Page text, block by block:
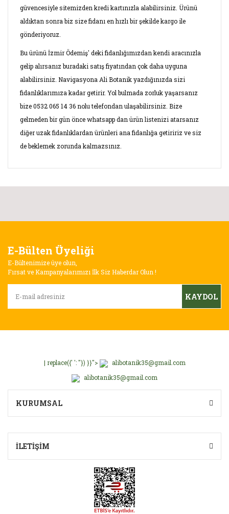
güvencesiyle sitemizden kredi kartınızla alabilirsiniz. Ürünü
aldıktan sonra biz size fidanı en hızlı bir şekilde kargo ile
gönderiyoruz.
Bu ürünü İzmir Ödemiş' deki fidanlığımızdan kendi aracınızla
gelip alırsanız buradaki satış fiyatından çok daha uyguna
alabilirsiniz. Navigasyona Ali Botanik yazdığınızda sizi
fidanlıklarımıza kadar getirir. Yol bulmada zorluk yaşarsanız
bize 0532 065 14 36 nolu telefondan ulaşabilirsiniz. Bize
gelmeden bir gün önce whatsapp dan ürün listenizi atarsanız
diğer uzak fidanlıklardan ürünleri ana fidanlığa getiririz ve siz
de beklemek zorunda kalmazsınız.
Görüş ve önerileriniz için teşekkür ederiz.
Ürün resmi kalitesiz, bozuk veya görüntülenemiyor.
Ürün açıklamasında eksik bilgiler bulunuyor.
Ürün fiyatı diğer sitelerden daha pahalı.
E-Bülten Üyeliği
E-Bültenimize üye olun,
Fırsat ve Kampanyalarımızı İlk Siz Haberdar Olun !
KAYDOL
| replace({' ': ''}) }}">
alibotanik35@gmail.com
alibotanik35@gmail.com
KURUMSAL
İLETİŞİM